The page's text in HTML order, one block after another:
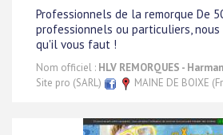
Professionnels de la remorque De
professionnels ou particuliers,
qu'il vous faut !
Nom officiel : HLV REMORQUES -
Site pro (SARL)
MAINE DE BOIXE